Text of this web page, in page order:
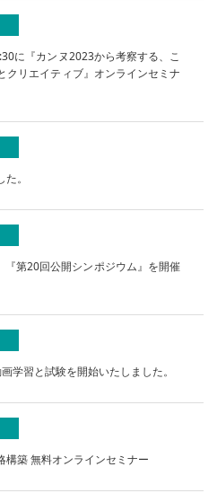
に『カンヌ2023から考察する、こ
クリエイティブ』オンラインセミナ
。
第20回公開シンポジウム』を開催
学習と試験を開始いたしました。
築 無料オンラインセミナー